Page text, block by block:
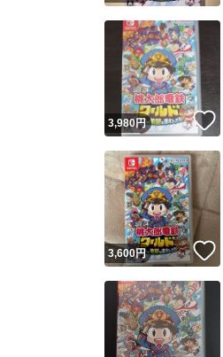
3,980円
3,600円